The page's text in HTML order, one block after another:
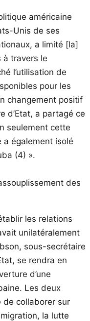
américaine
Unis de ses
a limité [la]
à travers le
l’utilisation de
pour les
changement positif
d’Etat, a partagé ce
seulement cette
également isolé
(4) ».
des
les relations
unilatéralement
sous-secrétaire
se rendra en
d’une
Les deux
de collaborer sur
la lutte